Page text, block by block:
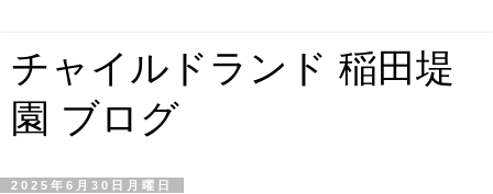
チャイルドランド 稲田堤
園 ブログ
2025年6月30日月曜日